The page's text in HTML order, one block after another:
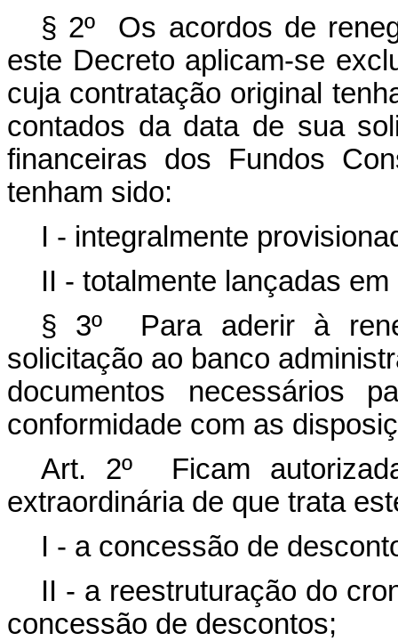
§ 2º Os acordos de
este Decreto aplicam-se
cuja contratação original
contados da data de sua
financeiras dos Fundos
tenham sido:
I - integralmente
II - totalmente lançadas
§ 3º Para aderir à
solicitação ao banco
documentos necessários
conformidade com as
Art. 2º Ficam
extraordinária de que trata
I - a concessão de
II - a reestruturação do
concessão de descontos;